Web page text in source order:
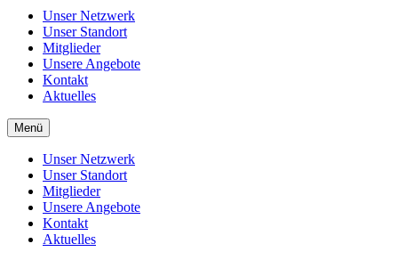
Unser Netzwerk
Unser Standort
Mitglieder
Unsere Angebote
Kontakt
Aktuelles
Menü
Unser Netzwerk
Unser Standort
Mitglieder
Unsere Angebote
Kontakt
Aktuelles